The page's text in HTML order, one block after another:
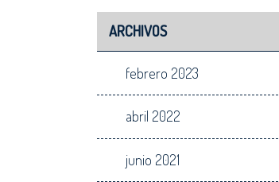
ARCHIVOS
febrero 2023
abril 2022
junio 2021